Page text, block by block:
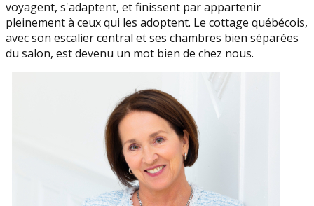
voyagent, s'adaptent, et finissent par appartenir
pleinement à ceux qui les adoptent. Le cottage québécois,
avec son escalier central et ses chambres bien séparées
du salon, est devenu un mot bien de chez nous.